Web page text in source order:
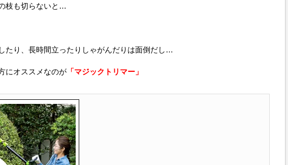
枝も切らないと…
たり、長時間立ったりしゃがんだりは面倒だし…
にオススメなのが 「マジックトリマー」